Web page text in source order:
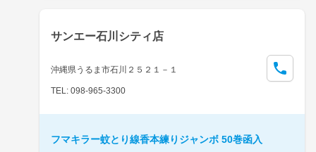
サンエー石川シティ店
沖縄県うるま市石川２５２１－１
TEL: 098-965-3300
フマキラー蚊とり線香本練りジャンボ 50巻函入